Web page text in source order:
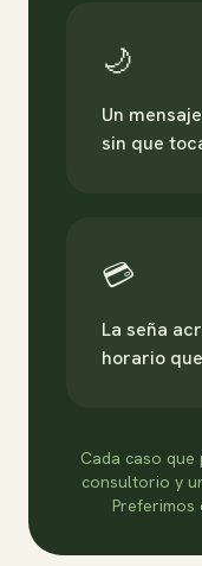
🌙
Un
sin que
💳
La seña
horario
Cada caso
consultorio y
Preferimos